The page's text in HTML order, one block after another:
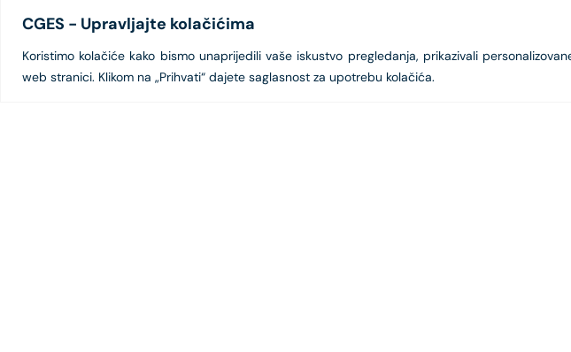
CGES - Upravljajte kolačićima
Koristimo kolačiće kako bismo unaprijedili vaše iskustvo pregledanja, prikazivali
web stranici. Klikom na „Prihvati“ dajete saglasnost za upotrebu kolačića.